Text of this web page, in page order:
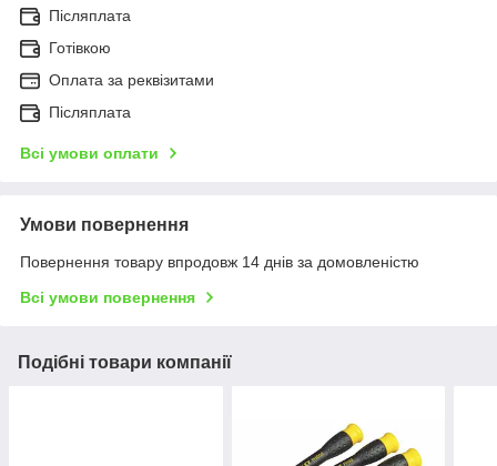
Післяплата
Готівкою
Оплата за реквізитами
Післяплата
Всі умови оплати
Умови повернення
Повернення товару впродовж 14 днів за домовленістю
Всі умови повернення
Подібні товари компанії